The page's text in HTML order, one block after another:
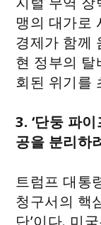
맹의 대가로
경제가 함께
현 정부의
회된 위기를
3. ‘단둥 파
공을 분리하
트럼프 대통
청구서의 핵
단’이다. 미